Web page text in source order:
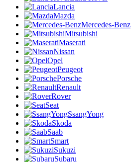
Lancia
Mazda
Mercedes-Benz
Mitsubishi
Maserati
Nissan
Opel
Peugeot
Porsche
Renault
Rover
Seat
SsangYong
Skoda
Saab
Smart
Sukuzi
Subaru